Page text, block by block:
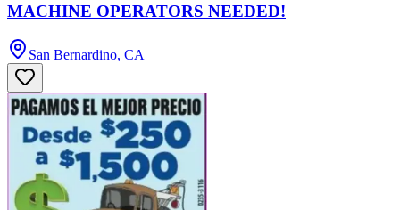
MACHINE OPERATORS NEEDED!
San Bernardino, CA